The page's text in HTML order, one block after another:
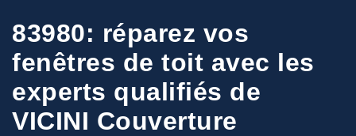
83980: réparez vos
fenêtres de toit avec les
experts qualifiés de
VICINI Couverture